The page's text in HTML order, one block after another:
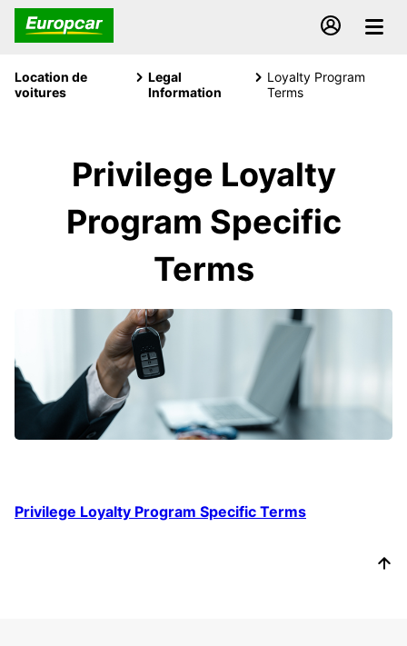
Location de
voitures
Legal
Information
Loyalty Program
Terms
Privilege Loyalty
Program Specific
Terms
Privilege Loyalty Program Specific Terms